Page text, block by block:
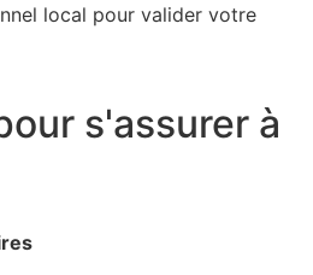
local pour valider votre
s'assurer à